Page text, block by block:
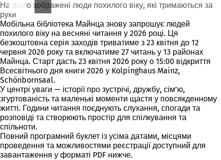
На фото зображені люди похилого віку, які тримаються за
руки
Мобільна бібліотека Майнца знову запрошує людей
похилого віку на весняні читання у 2026 році. Ця
безкоштовна серія заходів триватиме з 23 квітня до 12
червня 2026 року та включатиме 27 читань у 13 районах
Майнца. Старт дасть 23 квітня 2026 року о 15:00 відкриття
Всесвітнього дня книги 2026 у Kolpinghaus Mainz,
Schönbornsaal.
У центрі уваги — історії про зустрічі, дружбу, сім’ю,
згуртованість та маленькі моменти щастя у повсякденному
житті. Години читання поєднують слухання, спогади та
розповіді та створюють простір для спілкування та
спільноти.
Повний програмний буклет із усіма датами, місцями
проведення та можливостями реєстрації доступний для
завантаження у форматі PDF нижче.